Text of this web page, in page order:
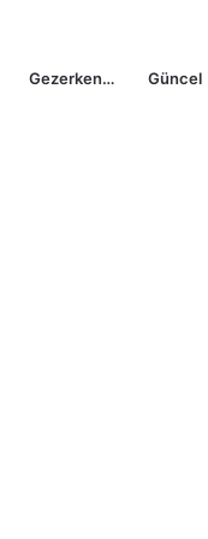
Gezerken… Güncel